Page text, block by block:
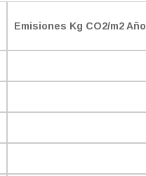
Emisiones Kg CO2/m2 Año